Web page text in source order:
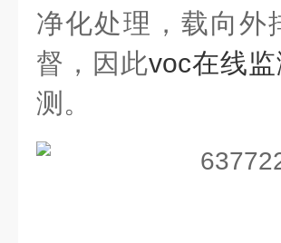
净化处理，载向外
督，因此voc在线
测。